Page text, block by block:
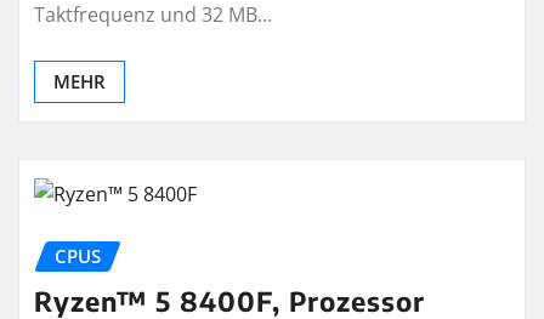
Taktfrequenz und 32 MB…
MEHR
CPUS
Ryzen™ 5 8400F, Prozessor